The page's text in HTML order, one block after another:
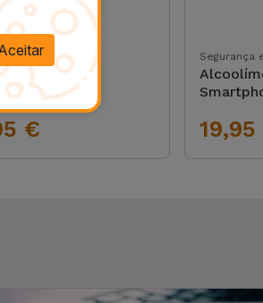
Bluetooth
€
Segurança